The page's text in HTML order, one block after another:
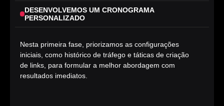
DESENVOLVEMOS UM CRONOGRAMA
PERSONALIZADO
Nesta primeira fase, priorizamos as configurações
iniciais, como histórico de tráfego e táticas de criação
de links, para formular a melhor abordagem com
resultados imediatos.